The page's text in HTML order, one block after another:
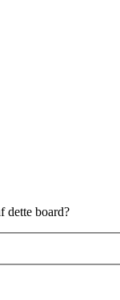
dette board?